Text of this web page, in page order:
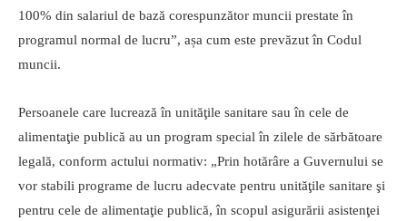
100% din salariul de bază corespunzător muncii prestate în
programul normal de lucru”, așa cum este prevăzut în Codul
muncii.
Persoanele care lucrează în unităţile sanitare sau în cele de
alimentaţie publică au un program special în zilele de sărbătoare
legală, conform actului normativ: „Prin hotărâre a Guvernului se
vor stabili programe de lucru adecvate pentru unităţile sanitare şi
pentru cele de alimentaţie publică, în scopul asigurării asistenţei